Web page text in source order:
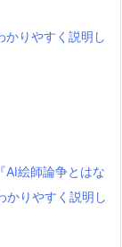
かりやすく説明し
AI絵師論争とはな
かりやすく説明し